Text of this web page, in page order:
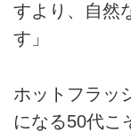
すより、自然
す」
ホットフラッ
になる50代こ